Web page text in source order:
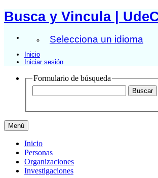
Busca y Vincula |
Selecciona un idioma
Inicio
Iniciar sesión
Formulario de búsqueda
Menú
Inicio
Personas
Organizaciones
Investigaciones